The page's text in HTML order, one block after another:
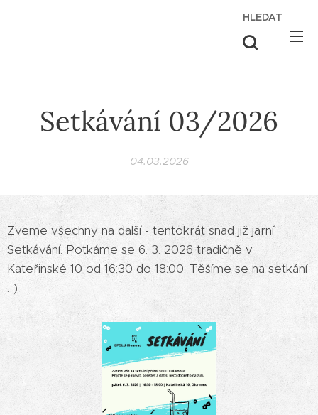
HLEDAT
Setkávání 03/2026
04.03.2026
Zveme všechny na další - tentokrát snad již jarní
Setkávání. Potkáme se 6. 3. 2026 tradičně v
Kateřinské 10 od 16:30 do 18:00. Těšíme se na setkání
:-)